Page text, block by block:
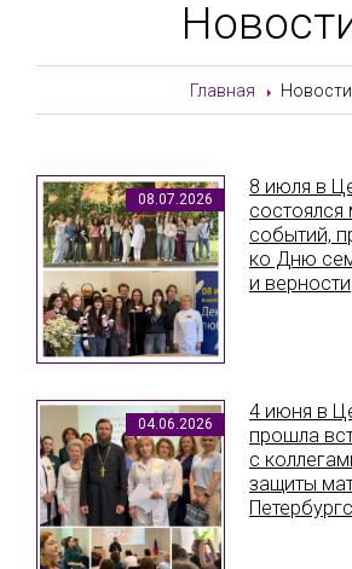
Главная Новости
08.07.2026
8 июля в
событий,
ко Дню
и верности
04.06.2026
4 июня в
прошла
с
защиты